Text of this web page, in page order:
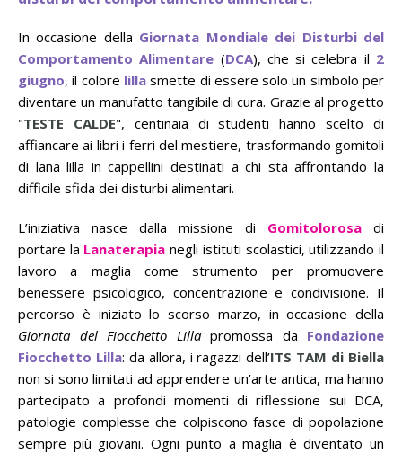
In occasione della Giornata Mondiale dei Disturbi del
Comportamento Alimentare (DCA), che si celebra il 2
giugno, il colore lillasmette di essere solo un simbolo per
diventare un manufatto tangibile di cura. Grazie al progetto
"TESTE CALDE", centinaia di studenti hanno scelto di
affiancare ai libri i ferri del mestiere, trasformando gomitoli
di lana lilla in cappellini destinati a chi sta affrontando la
difficile sfida dei disturbi alimentari.
L’iniziativa nasce dalla missione di Gomitolorosa di
portare la Lanaterapia negli istituti scolastici, utilizzando il
lavoro a maglia come strumento per promuovere
benessere psicologico, concentrazione e condivisione. Il
percorso è iniziato lo scorso marzo, in occasione della
Giornata del Fiocchetto Lillapromossa da Fondazione
Fiocchetto Lilla: da allora, i ragazzi dell’ITS TAM di Biella
non si sono limitati ad apprendere un’arte antica, ma hanno
partecipato a profondi momenti di riflessione sui DCA,
patologie complesse che colpiscono fasce di popolazione
sempre più giovani. Ogni punto a maglia è diventato un